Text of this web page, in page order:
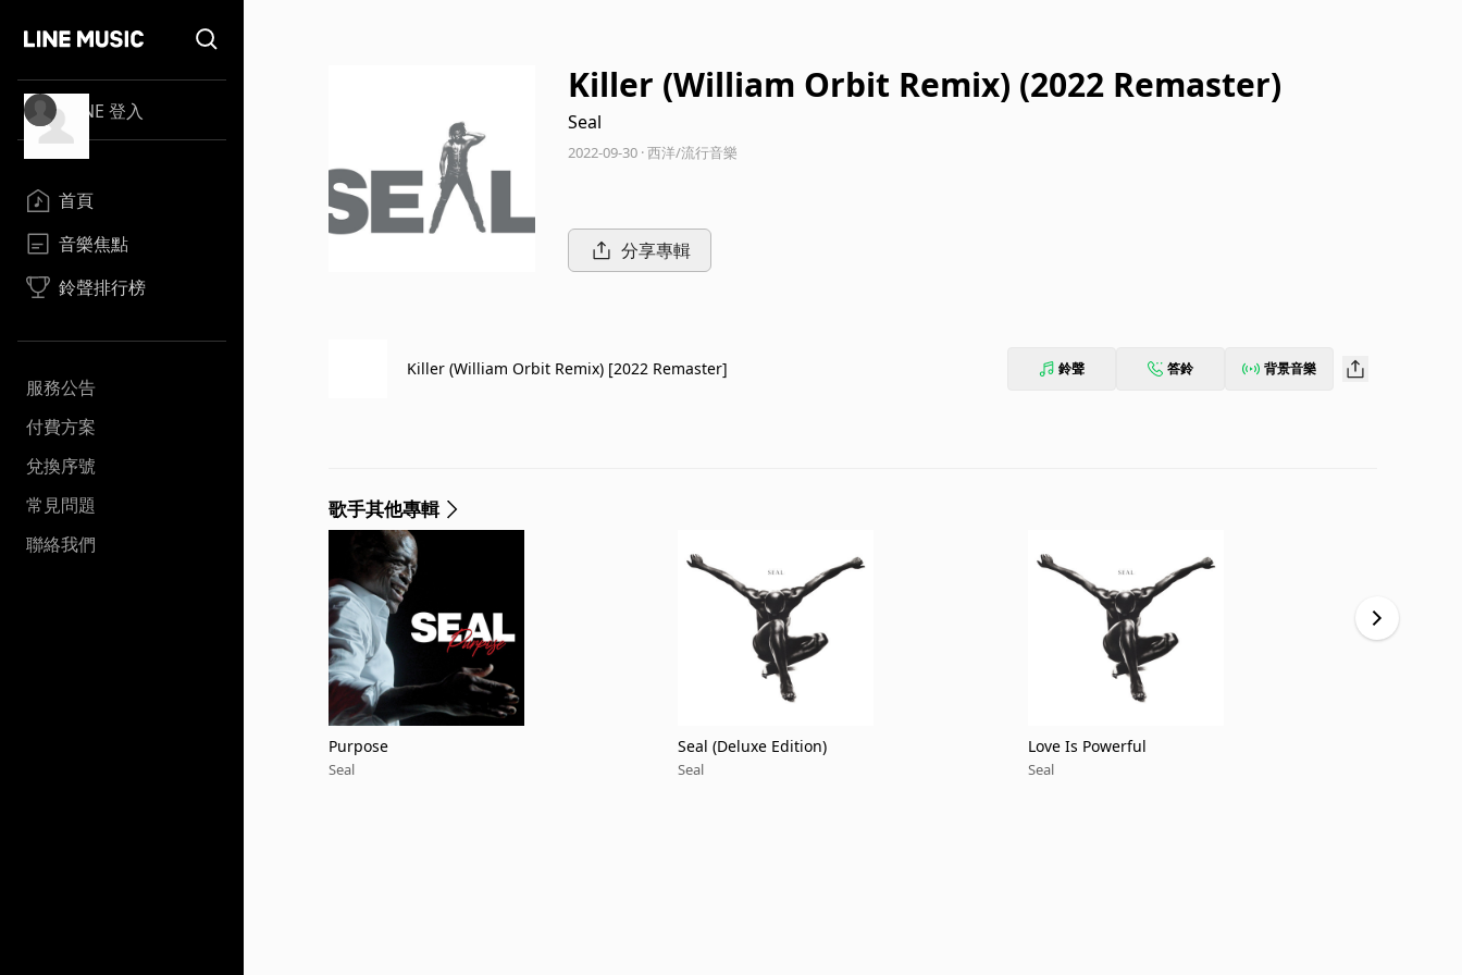
LINE 登入
首頁
音樂焦點
鈴聲排行榜
服務公告
付費方案
兌換序號
常見問題
聯絡我們
Killer (William Orbit Remix) (2022 Remaster)
Seal
2022-09-30 · 西洋/流行音樂
分享專輯
Killer (William Orbit Remix) [2022 Remaster] 鈴聲 答鈴 背景音樂
歌手其他專輯
Purpose
Seal
Seal (Deluxe Edition)
Seal
Love Is Powerful
Seal